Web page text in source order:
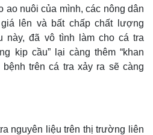
Multimedia
Video
E-Magazine
Infographic
ao nuôi của mình, các nông dân
lên và bất chấp chất lượng
này, đã vô tình làm cho cá tra
kịp cầu” lại càng thêm “khan
bệnh trên cá tra xảy ra sẽ càng
nguyên liệu trên thị trường liên